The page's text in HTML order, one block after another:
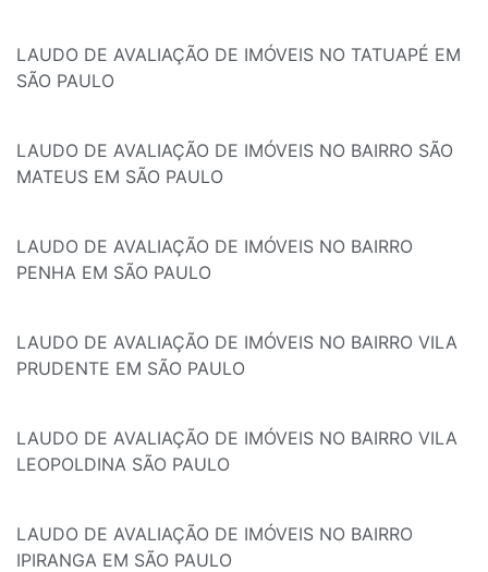
LAUDO DE AVALIAÇÃO DE IMÓVEIS NO TATUAPÉ EM
SÃO PAULO
LAUDO DE AVALIAÇÃO DE IMÓVEIS NO BAIRRO SÃO
MATEUS EM SÃO PAULO
LAUDO DE AVALIAÇÃO DE IMÓVEIS NO BAIRRO
PENHA EM SÃO PAULO
LAUDO DE AVALIAÇÃO DE IMÓVEIS NO BAIRRO VILA
PRUDENTE EM SÃO PAULO
LAUDO DE AVALIAÇÃO DE IMÓVEIS NO BAIRRO VILA
LEOPOLDINA SÃO PAULO
LAUDO DE AVALIAÇÃO DE IMÓVEIS NO BAIRRO
IPIRANGA EM SÃO PAULO